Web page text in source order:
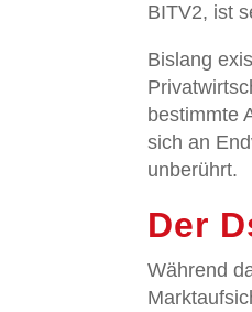
BITV2, ist
Bislang
bestimmte
sich an
unberührt.
Der
Während